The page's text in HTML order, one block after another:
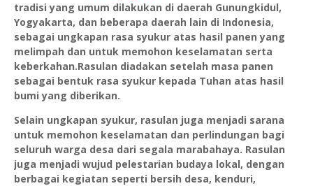
tradisi yang umum dilakukan di daerah Gunungkidul,
Yogyakarta, dan beberapa daerah lain di Indonesia,
sebagai ungkapan rasa syukur atas hasil panen yang
melimpah dan untuk memohon keselamatan serta
keberkahan.Rasulan diadakan setelah masa panen
sebagai bentuk rasa syukur kepada Tuhan atas hasil
bumi yang diberikan.
Selain ungkapan syukur, rasulan juga menjadi sarana
untuk memohon keselamatan dan perlindungan bagi
seluruh warga desa dari segala marabahaya. Rasulan
juga menjadi wujud pelestarian budaya lokal, dengan
berbagai kegiatan seperti bersih desa, kenduri,